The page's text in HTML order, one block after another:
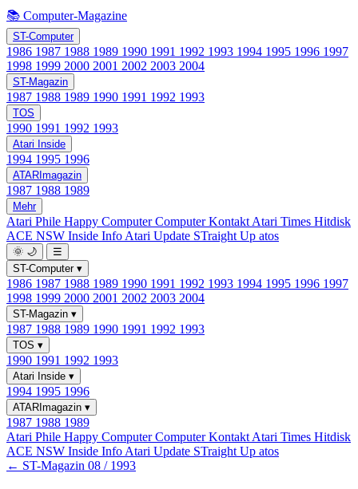
📚 Computer-Magazine
ST-Computer
1986 1987 1988 1989 1990 1991 1992 1993 1994 1995 1996 1997
1998 1999 2000 2001 2002 2003 2004
ST-Magazin
1987 1988 1989 1990 1991 1992 1993
TOS
1990 1991 1992 1993
Atari Inside
1994 1995 1996
ATARImagazin
1987 1988 1989
Mehr
Atari Phile Happy ComputerComputer Kontakt Atari Times Hitdisk
ACE NSW Inside Info Atari Update STraight Up atos
🌞 🌙
☰
ST-Computer ▾
1986 1987 1988 1989 1990 1991 1992 1993 1994 1995 1996 1997
1998 1999 2000 2001 2002 2003 2004
ST-Magazin ▾
1987 1988 1989 1990 1991 1992 1993
TOS ▾
1990 1991 1992 1993
Atari Inside ▾
1994 1995 1996
ATARImagazin ▾
1987 1988 1989
Atari Phile Happy ComputerComputer Kontakt Atari Times Hitdisk
ACE NSW Inside Info Atari Update STraight Up atos
← ST-Magazin 08 / 1993